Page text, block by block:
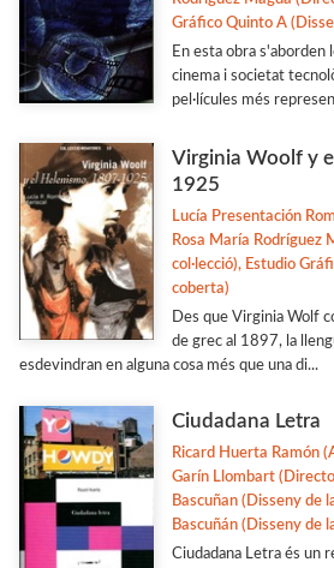
Gráfico Quinto A
En esta obra
cinema i societat
pel·lícules més
Virginia Woolf y
1925
Lucía Presentación
Rosa María Rodríguez
col·lecció), Estudio
coberta)
Des que Virginia Wolf
de grec al 1897, la
esdevindran en alguna cosa més que una di...
Ciudadana Letra
Ricard Huerta Ramón
Garín Llombart
Bascuñan (Disseny de
Bascuñán (Disseny de
Ciudadana Letra és un